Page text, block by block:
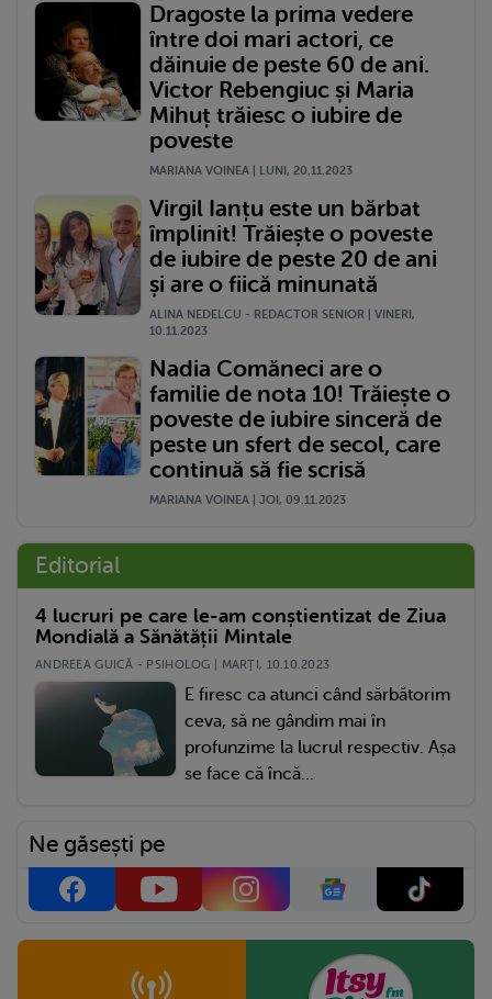
Dragoste la prima vedere
între doi mari actori, ce
dăinuie de peste 60 de ani.
Victor Rebengiuc și Maria
Mihuț trăiesc o iubire de
poveste
MARIANA VOINEA | LUNI, 20.11.2023
Virgil Ianțu este un bărbat
împlinit! Trăiește o poveste
de iubire de peste 20 de ani
și are o fiică minunată
ALINA NEDELCU - REDACTOR SENIOR | VINERI,
10.11.2023
Nadia Comăneci are o
familie de nota 10! Trăiește o
poveste de iubire sinceră de
peste un sfert de secol, care
continuă să fie scrisă
MARIANA VOINEA | JOI, 09.11.2023
Editorial
4 lucruri pe care le-am conștientizat de Ziua
Mondială a Sănătății Mintale
ANDREEA GUICĂ - PSIHOLOG | MARŢI, 10.10.2023
E firesc ca atunci când sărbătorim
ceva, să ne gândim mai în
profunzime la lucrul respectiv. Așa
se face că încă...
Ne găsești pe